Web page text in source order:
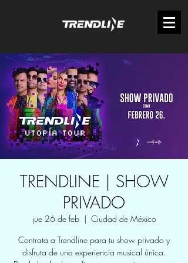
TRENDLINE | SHOW
PRIVADO
jue 26 de feb
  |
Ciudad de México
Contrata a Trendline para tu show privado y
disfruta de una experiencia musical única.